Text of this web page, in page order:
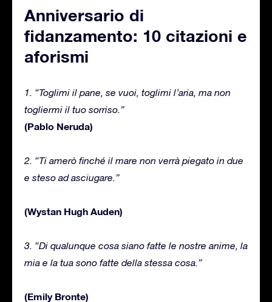
Anniversario di
fidanzamento: 10 citazioni e
aforismi
1. “Toglimi il pane, se vuoi, toglimi l’aria, ma non
togliermi il tuo sorriso.”
(Pablo Neruda)
2. “Ti amerò finché il mare non verrà piegato in due
e steso ad asciugare.”
(Wystan Hugh Auden)
3. “Di qualunque cosa siano fatte le nostre anime, la
mia e la tua sono fatte della stessa cosa.”
(Emily Bronte)